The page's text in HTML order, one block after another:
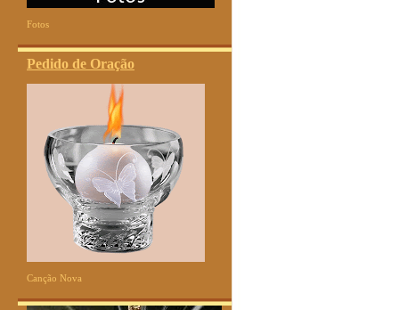
Fotos
Pedido de Oração
Canção Nova